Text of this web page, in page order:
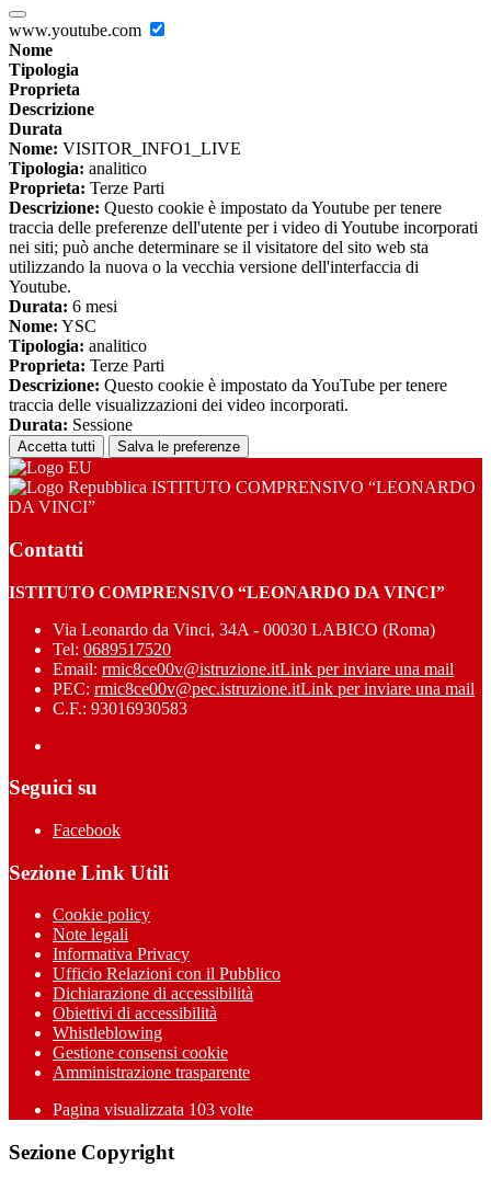
www.youtube.com
Nome
Tipologia
Proprieta
Descrizione
Durata
Nome: VISITOR_INFO1_LIVE
Tipologia: analitico
Proprieta: Terze Parti
Descrizione: Questo cookie è impostato da Youtube per tenere
traccia delle preferenze dell'utente per i video di Youtube incorporati
nei siti; può anche determinare se il visitatore del sito web sta
utilizzando la nuova o la vecchia versione dell'interfaccia di
Youtube.
Durata: 6 mesi
Nome: YSC
Tipologia: analitico
Proprieta: Terze Parti
Descrizione: Questo cookie è impostato da YouTube per tenere
traccia delle visualizzazioni dei video incorporati.
Durata: Sessione
Accetta tutti Salva le preferenze
ISTITUTO COMPRENSIVO “LEONARDO
DA VINCI”
Contatti
ISTITUTO COMPRENSIVO “LEONARDO DA VINCI”
Via Leonardo da Vinci, 34A - 00030 LABICO (Roma)
Tel: 0689517520
Email: rmic8ce00v@istruzione.itLink per inviare una mail
PEC: rmic8ce00v@pec.istruzione.itLink per inviare una mail
C.F.: 93016930583
Seguici su
Facebook
Sezione Link Utili
Cookie policy
Note legali
Informativa Privacy
Ufficio Relazioni con il Pubblico
Dichiarazione di accessibilità
Obiettivi di accessibilità
Whistleblowing
Gestione consensi cookie
Amministrazione trasparente
Pagina visualizzata 103 volte
Sezione Copyright